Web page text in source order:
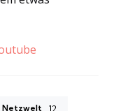
Netzwelt 12